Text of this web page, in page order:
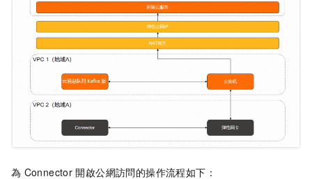
為 Connector 開啟公網訪問的操作流程如下：